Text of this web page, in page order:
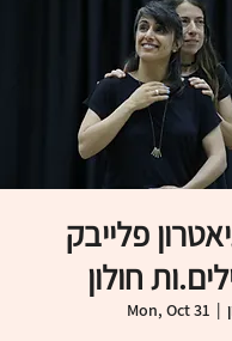
פלייבק
חולון
Mon, Oct 31
  |